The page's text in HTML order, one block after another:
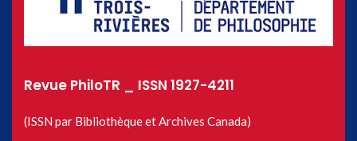
Revue PhiloTR _ ISSN 1927-4211
(ISSN par Bibliothèque et Archives Canada)